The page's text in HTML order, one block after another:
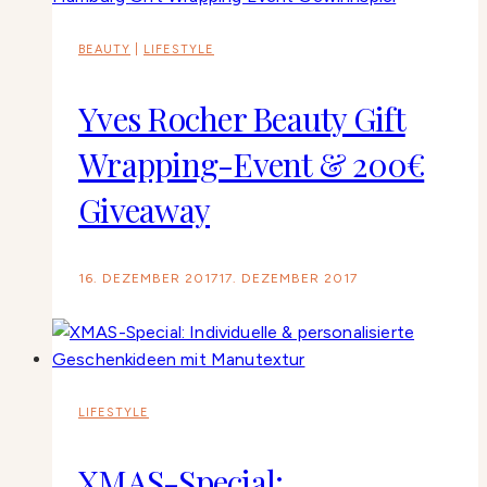
BEAUTY LIFESTYLE
Yves Rocher Beauty Gift
Wrapping-Event & 200€
Giveaway
16. DEZEMBER 201717. DEZEMBER 2017
LIFESTYLE